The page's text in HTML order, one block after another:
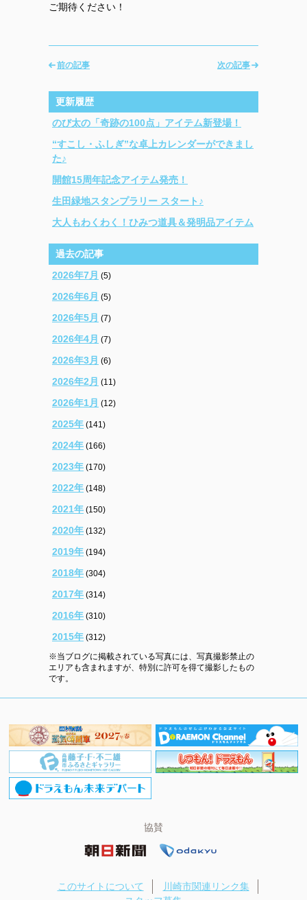
ご期待ください！
次の記事
前の記事
更新履歴
のび太の「奇跡の100点」アイテム新登場！
“すこし・ふしぎ”な卓上カレンダーができまし
た♪
開館15周年記念アイテム発売！
生田緑地スタンプラリー スタート♪
大人もわくわく！ひみつ道具＆発明品アイテム
過去の記事
2026年7月 (5)
2026年6月 (5)
2026年5月 (7)
2026年4月 (7)
2026年3月 (6)
2026年2月 (11)
2026年1月 (12)
2025年 (141)
2024年 (166)
2023年 (170)
2022年 (148)
2021年 (150)
2020年 (132)
2019年 (194)
2018年 (304)
2017年 (314)
2016年 (310)
2015年 (312)
※当ブログに掲載されている写真には、写真撮影禁止の
エリアも含まれますが、特別に許可を得て撮影したもの
です。
協賛
このサイトについて
川崎市関連リンク集